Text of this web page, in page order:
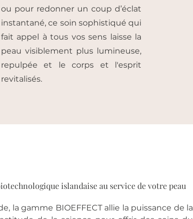
ou pour redonner un coup d’éclat
instantané, ce soin sophistiqué qui
fait appel à tous vos sens laisse la
peau visiblement plus lumineuse,
repulpée et le corps et l'esprit
revitalisés.
islandaise au service de votre peau
la gamme BIOEFFECT allie la puissance de la